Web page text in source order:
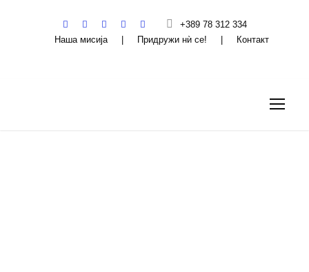
+389 78 312 334
Наша мисија
Придружи нѝ се! Контакт